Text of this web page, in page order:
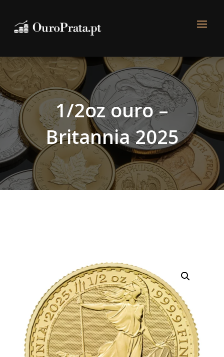
1/2oz ouro –
Britannia 2025